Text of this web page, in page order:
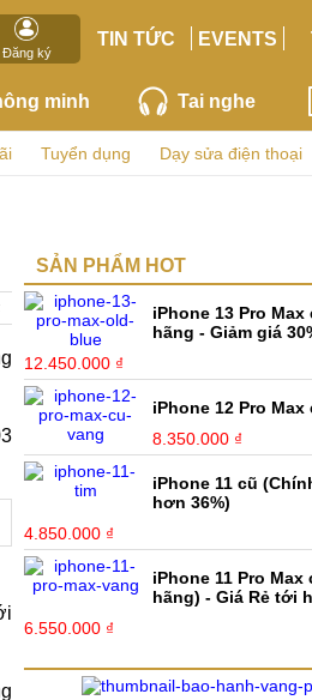
Đăng ký
TIN TỨC EVENTS
minh Tai nghe
Tuyển dụng Dạy sửa điện thoại
SẢN PHẨM HOT
iPhone 13 Pro Max
hãng - Giảm giá
12.450.000 ₫
iPhone 12 Pro Max
8.350.000 ₫
iPhone 11 cũ
hơn 36%)
4.850.000 ₫
iPhone 11 Pro Max
hãng) - Giá Rẻ tới
6.550.000 ₫